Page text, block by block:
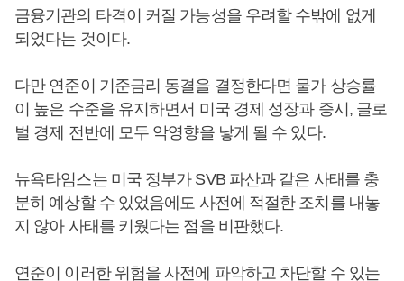
금융기관의 타격이 커질 가능성을 우려할 수밖에 없게
되었다는 것이다.
다만 연준이 기준금리 동결을 결정한다면 물가 상승률
이 높은 수준을 유지하면서 미국 경제 성장과 증시, 글로
벌 경제 전반에 모두 악영향을 낳게 될 수 있다.
뉴욕타임스는 미국 정부가 SVB 파산과 같은 사태를 충
분히 예상할 수 있었음에도 사전에 적절한 조치를 내놓
지 않아 사태를 키웠다는 점을 비판했다.
연준이 이러한 위험을 사전에 파악하고 차단할 수 있는